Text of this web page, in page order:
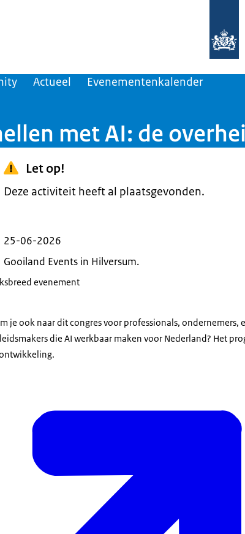
Actueel Evenementenkalender
met AI: de
Let op!
Deze activiteit heeft al plaatsgevonden.
25-06-2026
Gooiland Events in Hilversum.
evenement
je ook naar dit congres voor professionals, ondernemers,
die AI werkbaar maken voor Nederland? Het